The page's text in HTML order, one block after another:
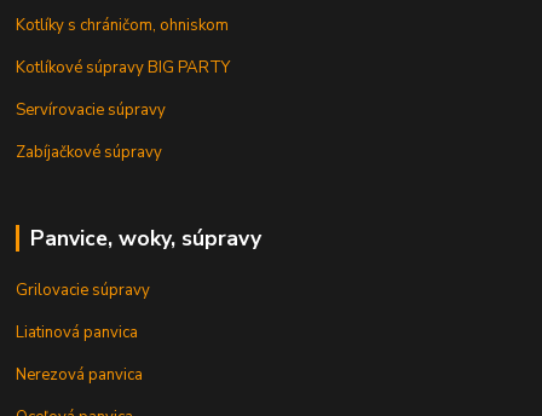
Kotlíky s chráničom, ohniskom
Kotlíkové súpravy BIG PARTY
Servírovacie súpravy
Zabíjačkové súpravy
Panvice, woky, súpravy
Grilovacie súpravy
Liatinová panvica
Nerezová panvica